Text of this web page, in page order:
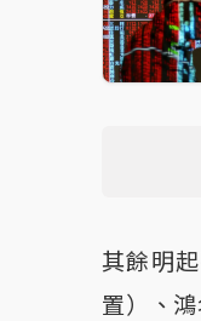
其餘明
置）、